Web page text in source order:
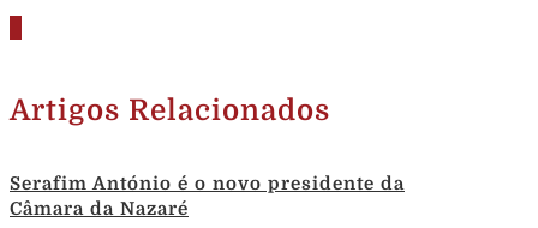
Artigos Relacionados
Serafim António é o novo presidente da
Câmara da Nazaré